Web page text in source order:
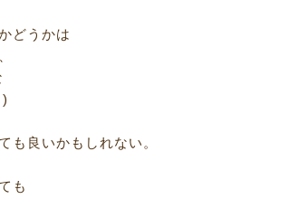
どうかは
も良いかもしれない。
も